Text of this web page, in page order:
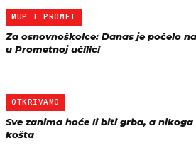
MUP I PROMET
Za osnovnoškolce: Danas je počelo
u Prometnoj učilici
OTKRIVAMO
Sve zanima hoće li biti grba, a
košta